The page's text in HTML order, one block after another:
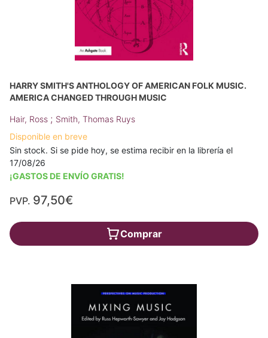
HARRY SMITH'S ANTHOLOGY OF AMERICAN FOLK MUSIC.
AMERICA CHANGED THROUGH MUSIC
Hair, Ross ; Smith, Thomas Ruys
Disponible en breve
Sin stock. Si se pide hoy, se estima recibir en la librería el
17/08/26
¡GASTOS DE ENVÍO GRATIS!
PVP. 97,50€
Comprar